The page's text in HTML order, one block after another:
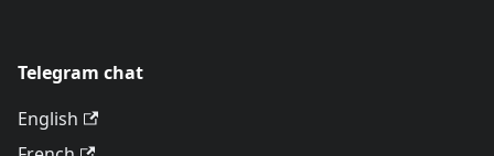
Telegram chat
English